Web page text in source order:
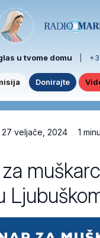
u tvome domu
Donirajte
27 veljače, 2024 1